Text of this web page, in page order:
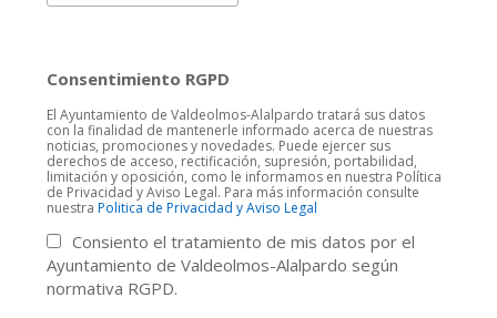
Consentimiento RGPD
El Ayuntamiento de Valdeolmos-Alalpardo tratará sus datos
con la finalidad de mantenerle informado acerca de nuestras
noticias, promociones y novedades. Puede ejercer sus
derechos de acceso, rectificación, supresión, portabilidad,
limitación y oposición, como le informamos en nuestra Política
de Privacidad y Aviso Legal. Para más información consulte
nuestra Politica de Privacidad y Aviso Legal
Consiento el tratamiento de mis datos por el
Ayuntamiento de Valdeolmos-Alalpardo según
normativa RGPD.